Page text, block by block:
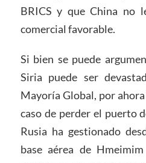
BRICS y que China no
comercial favorable.
Si bien se puede
Siria puede ser
Mayoría Global, por ahora
caso de perder el puerto
Rusia ha gestionado
base aérea de